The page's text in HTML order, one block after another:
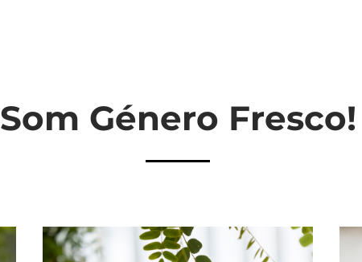
Som Género Fresco!